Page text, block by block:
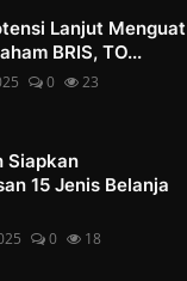
Lanjut Menguat
BRIS, TO...
0 23
Siapkan
15 Jenis Belanja
0 18